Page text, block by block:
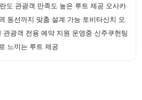
도 관광객 만족도 높은 루트 제공 오사카
동선까지 맞춤 설계 가능 토비타신치 오
관광객 전용 예약 지원 운영중 신주쿠헌팅
느끼는 루트 제공